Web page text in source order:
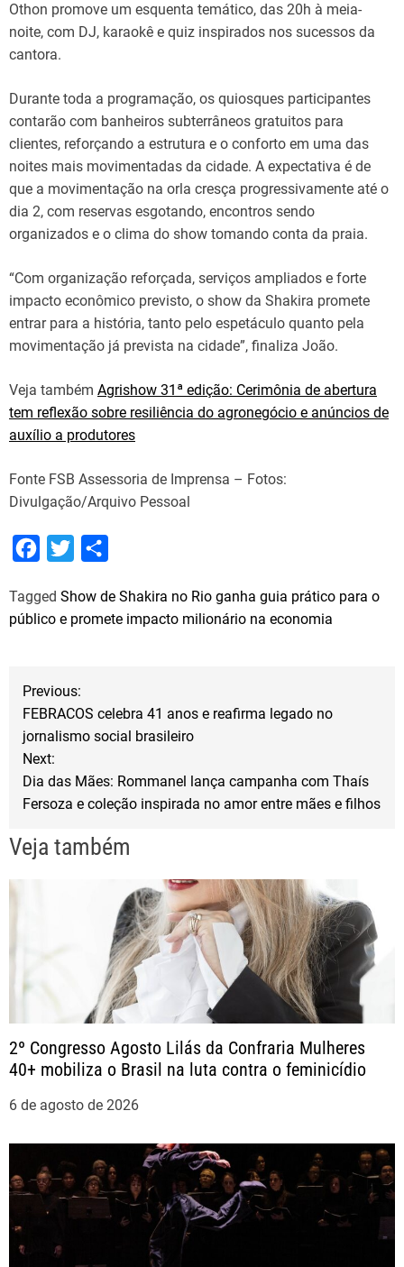
Othon promove um esquenta temático, das 20h à meia-
noite, com DJ, karaokê e quiz inspirados nos sucessos da
cantora.
Durante toda a programação, os quiosques participantes
contarão com banheiros subterrâneos gratuitos para
clientes, reforçando a estrutura e o conforto em uma das
noites mais movimentadas da cidade. A expectativa é de
que a movimentação na orla cresça progressivamente até o
dia 2, com reservas esgotando, encontros sendo
organizados e o clima do show tomando conta da praia.
“Com organização reforçada, serviços ampliados e forte
impacto econômico previsto, o show da Shakira promete
entrar para a história, tanto pelo espetáculo quanto pela
movimentação já prevista na cidade”, finaliza João.
Veja também Agrishow 31ª edição: Cerimônia de abertura
tem reflexão sobre resiliência do agronegócio e anúncios de
auxílio a produtores
Fonte FSB Assessoria de Imprensa – Fotos:
Divulgação/Arquivo Pessoal
c
e
o
k
i
t
r
a
r
Tagged Show de Shakira no Rio ganha guia prático para o
público e promete impacto milionário na economia
N
g
a
o
d
e
o
s
Previous:
FEBRACOS celebra 41 anos e reafirma legado no
jornalismo social brasileiro
Next:
Dia das Mães: Rommanel lança campanha com Thaís
Fersoza e coleção inspirada no amor entre mães e filhos
Veja também
2º Congresso Agosto Lilás da Confraria Mulheres
40+ mobiliza o Brasil na luta contra o feminicídio
6 de agosto de 2026